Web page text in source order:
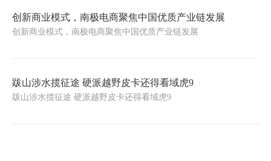
创新商业模式，南极电商聚焦中国优质产业链发展
创新商业模式，南极电商聚焦中国优质产业链发展
跋山涉水揽征途 硬派越野皮卡还得看域虎9
跋山涉水揽征途 硬派越野皮卡还得看域虎9